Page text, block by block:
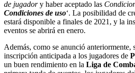
de jugadory haber aceptado las
Condiciones de uso‘. La posibilidad de
estará disponible a finales de 2021, y la
eventos se abrirá en enero.
Además, como se anunció anteriormente,
inscripción anticipada a los jugadores de
un buen rendimiento en la Liga de